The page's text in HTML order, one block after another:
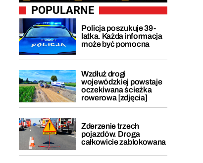
POPULARNE
Policja poszukuje 39-
latka. Każda informacja
może być pomocna
Wzdłuż drogi
wojewódzkiej powstaje
oczekiwana ścieżka
rowerowa [zdjęcia]
Zderzenie trzech
pojazdów. Droga
całkowicie zablokowana